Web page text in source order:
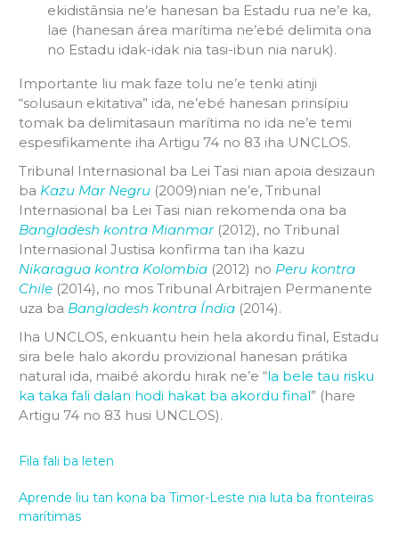
ekidistânsia ne’e hanesan ba Estadu rua ne’e ka,
lae (hanesan área marítima ne’ebé delimita ona
no Estadu idak-idak nia tasi-ibun nia naruk).
Importante liu mak faze tolu ne’e tenki atinji
“solusaun ekitativa” ida, ne’ebé hanesan prinsípiu
tomak ba delimitasaun marítima no ida ne’e temi
espesifikamente iha Artigu 74 no 83 iha UNCLOS.
Tribunal Internasional ba Lei Tasi nian apoia desizaun
ba Kazu Mar Negru (2009)nian ne’e, Tribunal
Internasional ba Lei Tasi nian rekomenda ona ba
Bangladesh kontra Mianmar(2012), no Tribunal
Internasional Justisa konfirma tan iha kazu
Nikaragua kontra Kolombia (2012) no Peru kontra
Chile (2014), no mos Tribunal Arbitrajen Permanente
uza ba Bangladesh kontra Índia (2014).
Iha UNCLOS, enkuantu hein hela akordu final, Estadu
sira bele halo akordu provizional hanesan prátika
natural ida, maibé akordu hirak ne’e “la bele tau risku
ka taka fali dalan hodi hakat ba akordu final” (hare
Artigu 74 no 83 husi UNCLOS).
Fila fali ba leten
Aprende liu tan kona ba Timor-Leste nia luta ba fronteiras
marítimas